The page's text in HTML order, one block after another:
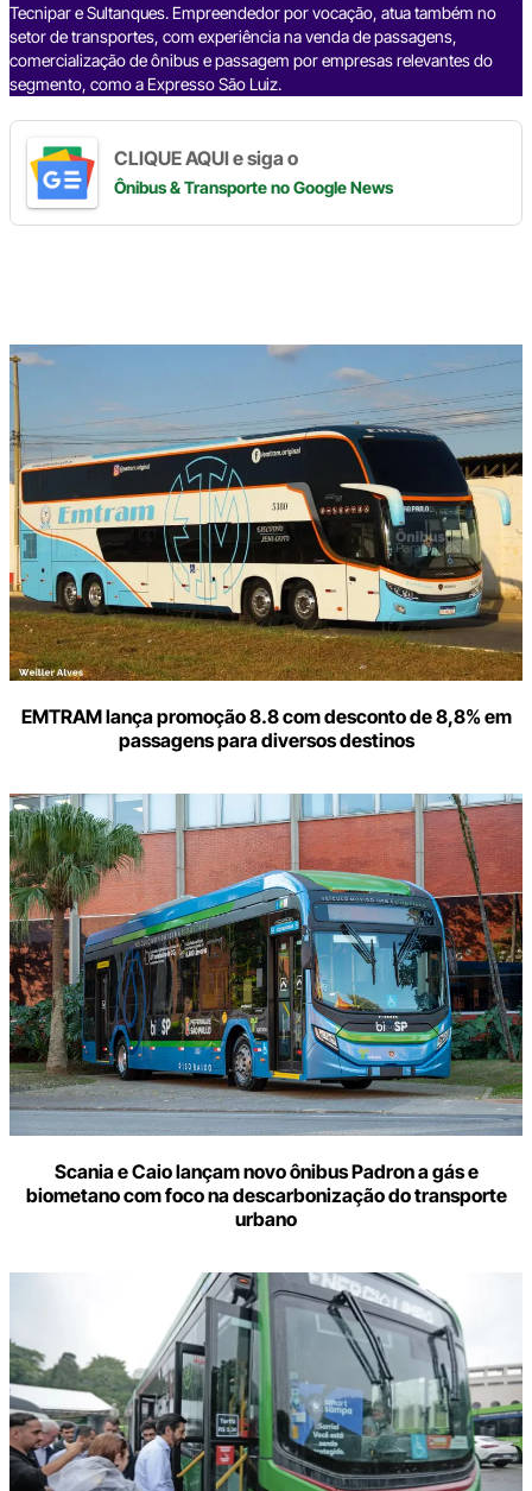
Tecnipar e Sultanques. Empreendedor por vocação, atua também no
setor de transportes, com experiência na venda de passagens,
comercialização de ônibus e passagem por empresas relevantes do
segmento, como a Expresso São Luiz.
CLIQUE AQUI e siga o
Ônibus & Transporteno Google News
EMTRAM lança promoção 8.8 com desconto de 8,8% em
passagens para diversos destinos
Scania e Caio lançam novo ônibus Padron a gás e
biometano com foco na descarbonização do transporte
urbano
Digite
aqui
o
seu
e-
mail